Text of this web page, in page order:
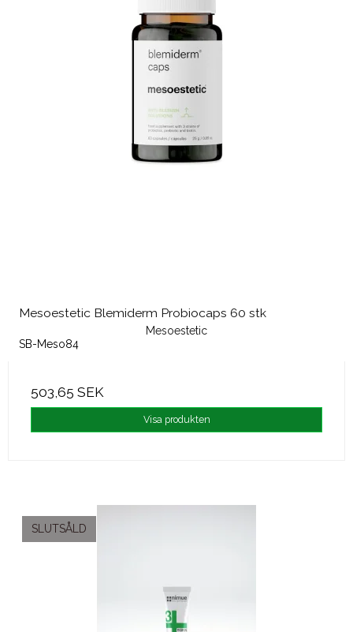
Mesoestetic Blemiderm Probiocaps 60 stk
Mesoestetic
SB-Meso84
503,65 SEK
Visa produkten
SLUTSÅLD